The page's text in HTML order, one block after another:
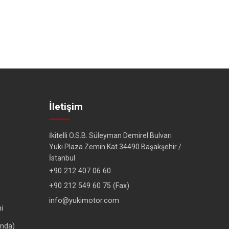
İletişim
İkitelli O.S.B. Süleyman Demirel Bulvarı
Yuki Plaza Zemin Kat 34490 Başakşehir /
İstanbul
+90 212 407 06 60
+90 212 549 60 75 (Fax)
info@yukimotor.com